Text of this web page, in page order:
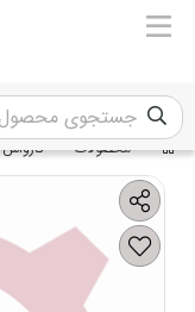
محصولات کارواش